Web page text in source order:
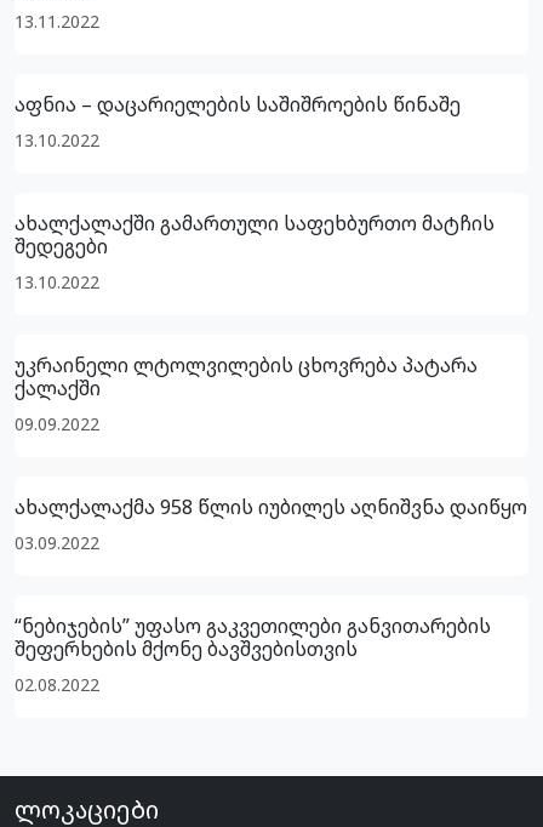
13.11.2022
აფნია – დაცარიელების საშიშროების წინაშე
13.10.2022
ახალქალაქში გამართული საფეხბურთო მატჩის
შედეგები
13.10.2022
უკრაინელი ლტოლვილების ცხოვრება პატარა
ქალაქში
09.09.2022
ახალქალაქმა 958 წლის იუბილეს აღნიშვნა დაიწყო
03.09.2022
“ნებიჯების” უფასო გაკვეთილები განვითარების
შეფერხების მქონე ბავშვებისთვის
02.08.2022
ლოკაციები